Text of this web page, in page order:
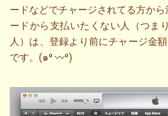
ードなどでチャージされてる方か
ードから支払いたくない人（つま
人）は、登録より前にチャージ金
です。(๑⁰ 〰⁰)